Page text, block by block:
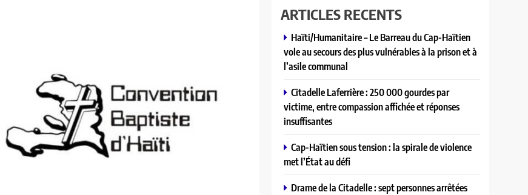
ARTICLES RECENTS
Haïti/Humanitaire – Le Barreau du Cap-Haïtien
vole au secours des plus vulnérables à la prison et à
l’asile communal
Citadelle Laferrière : 250 000 gourdes par
victime, entre compassion affichée et réponses
insuffisantes
Cap-Haïtien sous tension : la spirale de violence
met l’État au défi
Drame de la Citadelle : sept personnes arrêtées